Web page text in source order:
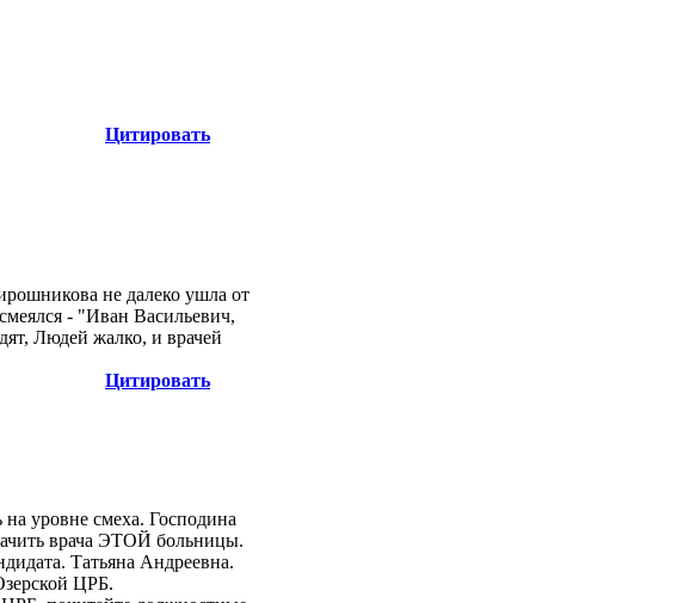
Цитировать
не далеко ушла от
- "Иван Васильевич,
Людей жалко, и врачей
Цитировать
уровне смеха. Господина
врача ЭТОЙ больницы.
Татьяна Андреевна.
ЦРБ.